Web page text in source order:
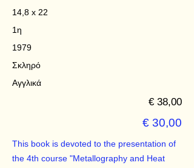
14,8 x 22
1η
1979
Σκληρό
Αγγλικά
€ 38,00
€ 30,00
This book is devoted to the presentation of
the 4th ​​course "Metallography and Heat